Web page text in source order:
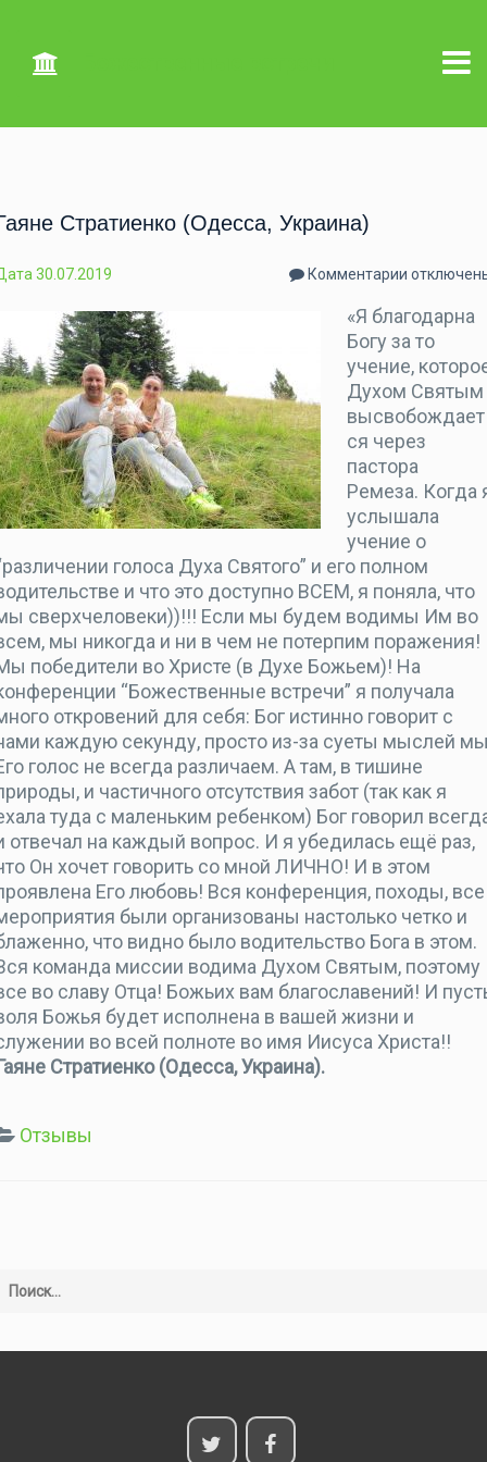
Стратиенко (Одесса, Украина)
30.07.2019 Комментарии
«Я благодарна
Богу за то
учение,
Духом Святым
высвобождает
ся через
пастора
Ремеза. Когда
услышала
учение о
голоса Духа Святого” и его полном
и что это доступно ВСЕМ, я поняла, что
сверхчеловеки))!!! Если мы будем водимы Им во
мы никогда и ни в чем не потерпим поражения!
победители во Христе (в Духе Божьем)! На
“Божественные встречи” я получала
откровений для себя: Бог истинно говорит с
каждую секунду, просто из-за суеты мыслей
голос не всегда различаем. А там, в тишине
и частичного отсутствия забот (так как я
туда с маленьким ребенком) Бог говорил
отвечал на каждый вопрос. И я убедилась ещё раз,
Он хочет говорить со мной ЛИЧНО! И в этом
Его любовь! Вся конференция, походы, все
были организованы настолько четко и
что видно было водительство Бога в этом.
команда миссии водима Духом Святым, поэтому
во славу Отца! Божьих вам благославений! И
Божья будет исполнена в вашей жизни и
во всей полноте во имя Иисуса Христа!!
Стратиенко (Одесса, Украина).
Отзывы